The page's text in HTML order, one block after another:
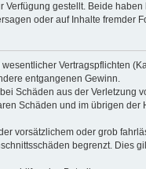
gestellt. Beide
oder auf Inhalte fremder
Vertragspflichten
entgangenen Gewinn.
Schäden aus der Verletzung
Schäden und im übrigen
vorsätzlichem oder grob
begrenzt. Dies